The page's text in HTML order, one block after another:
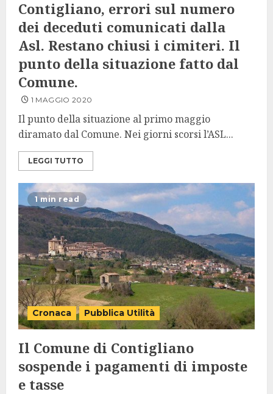
Contigliano, errori sul numero
dei deceduti comunicati dalla
Asl. Restano chiusi i cimiteri. Il
punto della situazione fatto dal
Comune.
1 MAGGIO 2020
Il punto della situazione al primo maggio
diramato dal Comune. Nei giorni scorsi l’ASL...
LEGGI TUTTO
1 min read
Cronaca Pubblica Utilità
Il Comune di Contigliano
sospende i pagamenti di imposte
e tasse